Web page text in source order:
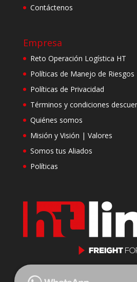
Contáctenos
Empresa
Reto Operación Logística HT
Políticas de Manejo de Riesgos
Políticas de Privacidad
Términos y condiciones
Quiénes somos
Misión y Visión | Valores
Somos tus Aliados
Políticas